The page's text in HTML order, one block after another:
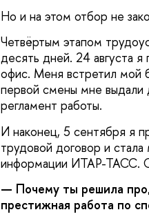
Но и на этом отбор не
Четвёртым этапом
десять дней. 24 августа
офис. Меня встретил мой
первой смены мне выдали
регламент работы.
И наконец, 5 сентября я
трудовой договор и
информации ИТАР-ТАСС. С
— Почему ты решила
престижная работа по